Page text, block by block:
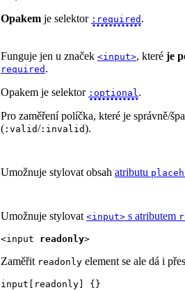
Opakem je selektor :required .
Funguje jen u značek <input>, které je
required .
Opakem je selektor :optional .
Pro zaměření políčka, které je správně/
( :valid/ :invalid).
Umožnuje stylovat obsah atributu
Umožnuje stylovat <input> s atributem
<input readonly>
Zaměřit readonly element se ale dá i
input[readonly] {}